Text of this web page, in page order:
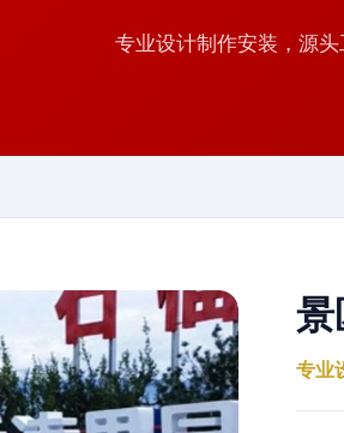
专业设计制作安装，源
景
专业